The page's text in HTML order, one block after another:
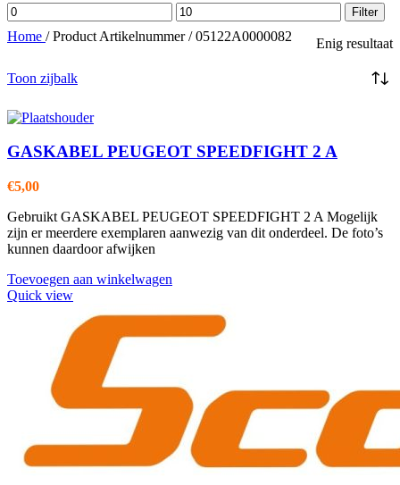
Min.
prijs
Max.
prijs
Filter
Home / Product Artikelnummer/ 05122A0000082 Enig resultaat
Toon zijbalk
GASKABEL PEUGEOT SPEEDFIGHT 2 A
€5,00
Gebruikt GASKABEL PEUGEOT SPEEDFIGHT 2 A Mogelijk
zijn er meerdere exemplaren aanwezig van dit onderdeel. De foto’s
kunnen daardoor afwijken
Toevoegen aan winkelwagen
Quick view